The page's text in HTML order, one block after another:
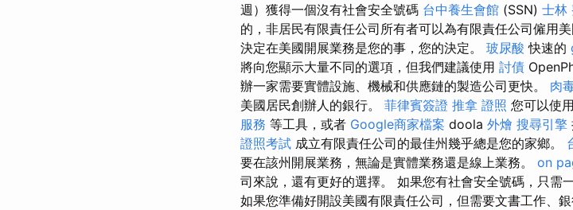
週）獲得一個沒有社會安全號碼 台中養生會館 (SSN) 士林
的，非居民有限責任公司所有者可以為有限責任公司僱用美
決定在美國開展業務是您的事，您的決定。 玻尿酸 快速的
將向您顯示大量不同的選項，但我們建議使用 討債
辦一家需要實體設施、機械和供應鏈的製造公司更快。 肉
美國居民創辦人的銀行。 菲律賓簽證 推拿 證照 您可以使用
服務 等工具，或者 Google商家檔案 doola 外燴 搜尋引擎
證照考試 成立有限責任公司的最佳州幾乎總是您的家鄉。
要在該州開展業務，無論是實體業務還是線上業務。 on
司來說，還有更好的選擇。 如果您有社會安全號碼，只需
如果您準備好開設美國有限責任公司，但需要文書工作、